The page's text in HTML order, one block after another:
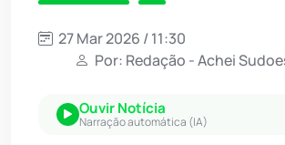
27 Mar 2026 / 11:30
Por: Redação - Achei
Ouvir Notícia
Narração automática (IA)